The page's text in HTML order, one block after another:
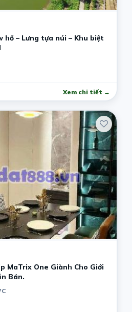
hồ – Lưng tựa núi – Khu biệt
Xem chi tiết →
MaTrix One Giành Cho Giới
Bán.